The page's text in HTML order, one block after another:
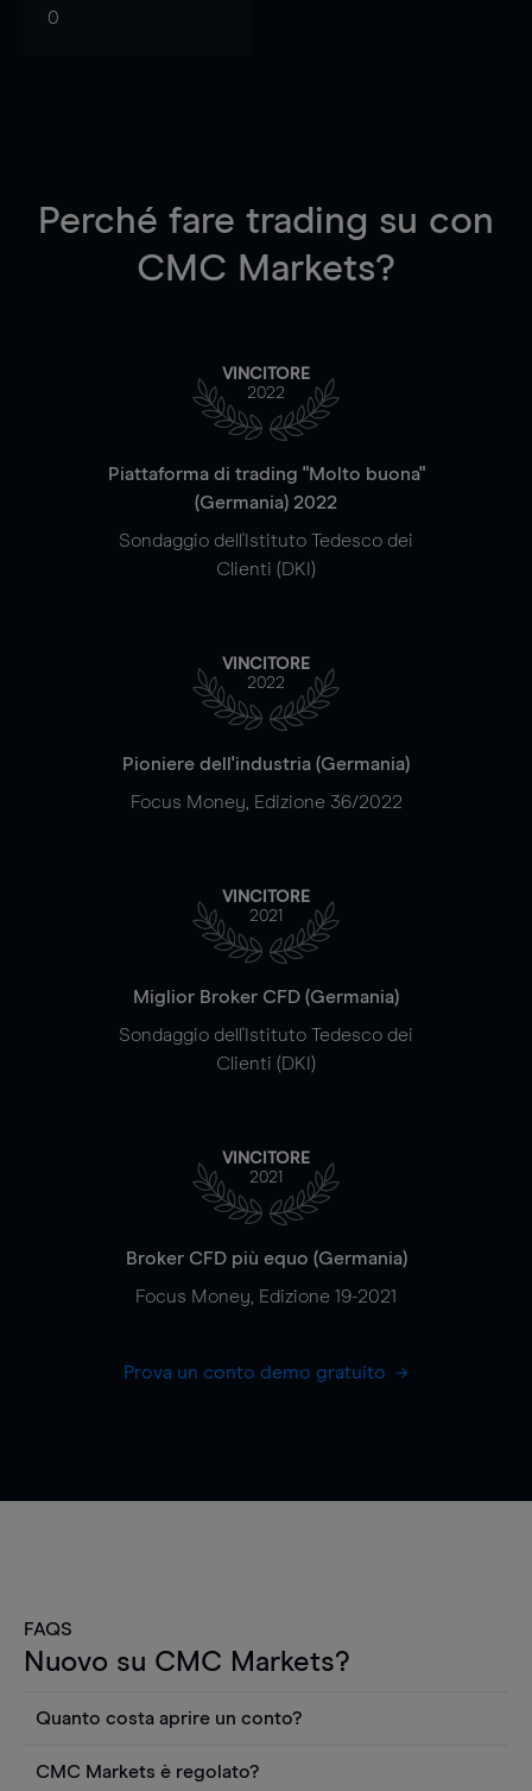
0
Perché fare trading su con
CMC Markets?
VINCITORE
2022
Piattaforma di trading "Molto buona"
(Germania) 2022
Sondaggio dell'Istituto Tedesco dei
Clienti (DKI)
VINCITORE
2022
Pioniere dell'industria (Germania)
Focus Money, Edizione 36/2022
VINCITORE
2021
Miglior Broker CFD (Germania)
Sondaggio dell'Istituto Tedesco dei
Clienti (DKI)
VINCITORE
2021
Broker CFD più equo (Germania)
Focus Money, Edizione 19-2021
Prova un conto demo gratuito
FAQS
Nuovo su CMC Markets?
Quanto costa aprire un conto?
Puoi anche visualizzare gratuitamente i prezzi e
CMC Markets è regolato?